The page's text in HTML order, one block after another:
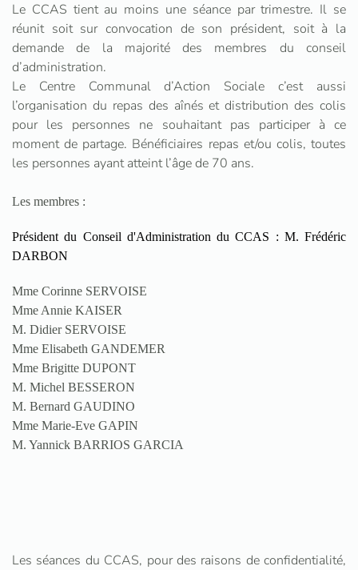
Le CCAS tient au moins une séance par trimestre. Il se
réunit soit sur convocation de son président, soit à la
demande de la majorité des membres du conseil
d’administration.
Le Centre Communal d’Action Sociale c’est aussi
l’organisation du repas des aînés et distribution des colis
pour les personnes ne souhaitant pas participer à ce
moment de partage. Bénéficiaires repas et/ou colis, toutes
les personnes ayant atteint l’âge de 70 ans.
Les membres :
Président du Conseil d'Administration du CCAS : M. Frédéric
DARBON
Mme Corinne SERVOISE
Mme Annie KAISER
M. Didier SERVOISE
Mme Elisabeth GANDEMER
Mme Brigitte DUPONT
M. Michel BESSERON
M. Bernard GAUDINO
Mme Marie-Eve GAPIN
M. Yannick BARRIOS GARCIA
Les séances du CCAS, pour des raisons de confidentialité,